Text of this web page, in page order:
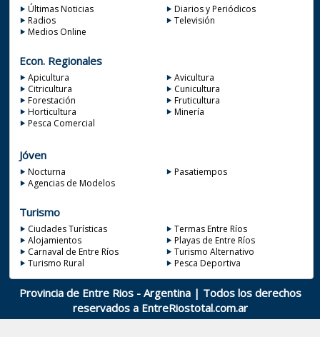
Últimas Noticias
Diarios y Periódicos
Radios
Televisión
Medios Online
Econ. Regionales
Apicultura
Avicultura
Citricultura
Cunicultura
Forestación
Fruticultura
Horticultura
Minería
Pesca Comercial
Jóven
Nocturna
Pasatiempos
Agencias de Modelos
Turismo
Ciudades Turísticas
Termas Entre Ríos
Alojamientos
Playas de Entre Ríos
Carnaval de Entre Ríos
Turismo Alternativo
Turismo Rural
Pesca Deportiva
Provincia de Entre Rios - Argentina | Todos los derechos
reservados a EntreRiostotal.com.ar